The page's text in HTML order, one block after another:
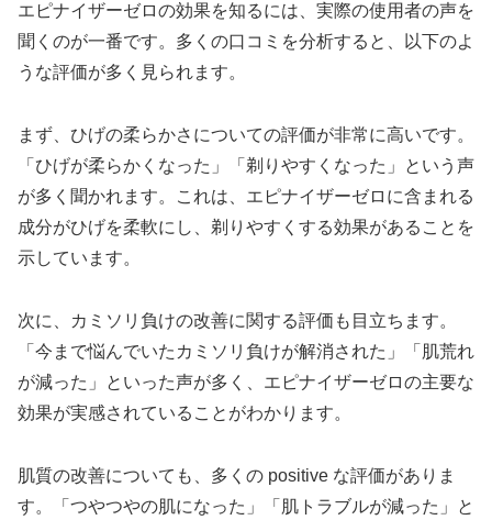
エピナイザーゼロの効果を知るには、実際の使用者の声を
聞くのが一番です。多くの口コミを分析すると、以下のよ
うな評価が多く見られます。
まず、ひげの柔らかさについての評価が非常に高いです。
「ひげが柔らかくなった」「剃りやすくなった」という声
が多く聞かれます。これは、エピナイザーゼロに含まれる
成分がひげを柔軟にし、剃りやすくする効果があることを
示しています。
次に、カミソリ負けの改善に関する評価も目立ちます。
「今まで悩んでいたカミソリ負けが解消された」「肌荒れ
が減った」といった声が多く、エピナイザーゼロの主要な
効果が実感されていることがわかります。
肌質の改善についても、多くの positive な評価がありま
す。「つやつやの肌になった」「肌トラブルが減った」と